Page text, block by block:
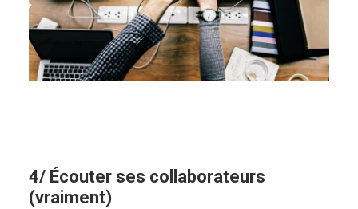
4/ Écouter ses collaborateurs
(vraiment)